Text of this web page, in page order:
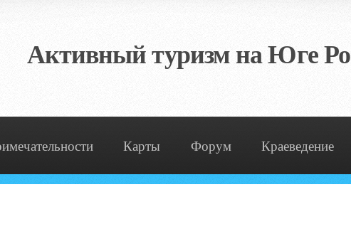
Активный туризм на Юге
Карты Форум Краеведение